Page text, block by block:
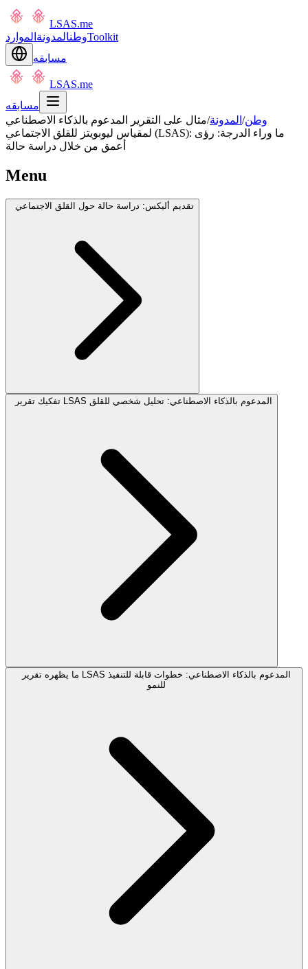
LSAS.me
وطنالمدونة الموارد
Toolkit
مسابقه
LSAS.me
مسابقه
وطن/ المدونة/مثال على التقرير المدعوم بالذكاء الاصطناعي
لمقياس ليوبويتز للقلق الاجتماعي (LSAS): ما وراء الدرجة: رؤى
أعمق من خلال دراسة حالة
Menu
تقديم أليكس: دراسة حالة حول القلق الاجتماعي
تفكيك تقرير LSAS المدعوم بالذكاء الاصطناعي: تحليل شخصي للقلق
ما يظهره تقرير LSAS المدعوم بالذكاء الاصطناعي: خطوات قابلة للتنفيذ
للنمو